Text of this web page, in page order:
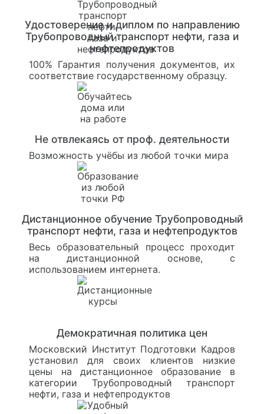
Удостоверение и диплом по направлению
Трубопроводный транспорт нефти, газа и
нефтепродуктов
100% Гарантия получения документов, их
соответствие государственному образцу.
Не отвлекаясь от проф. деятельности
Возможность учёбы из любой точки мира
Дистанционное обучение Трубопроводный
транспорт нефти, газа и нефтепродуктов
Весь образовательный процесс проходит
на дистанционной основе, с
использованием интернета.
Демократичная политика цен
Московский Институт Подготовки Кадров
установил для своих клиентов низкие
цены на дистанционное образование в
категории Трубопроводный транспорт
нефти, газа и нефтепродуктов